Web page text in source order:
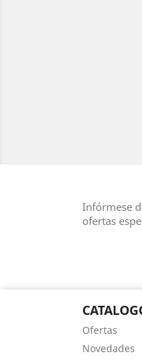
Infórmese
ofertas
Ofertas
Novedades